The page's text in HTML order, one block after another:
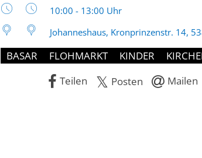
Uhrzeit:
10:00 - 13:00 Uhr
Johanneshaus, Kronprinzenstr. 14,
BASAR FLOHMARKT KINDER
Teilen
Posten Mailen